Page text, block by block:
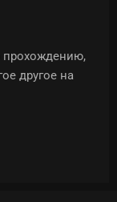
прохождению,
другое на